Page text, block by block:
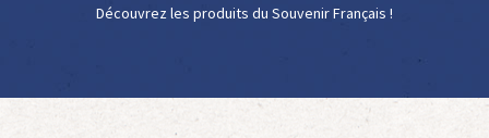
Découvrez les produits du Souvenir Français !